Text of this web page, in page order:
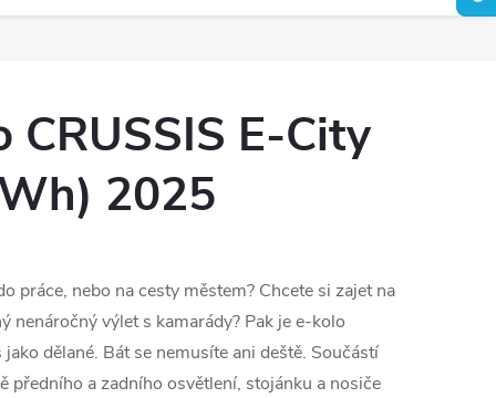
CRUSSIS E-City
2025
práce, nebo na cesty městem? Chcete si zajet na
nenáročný výlet s kamarády? Pak je e-kolo
dělané. Bát se nemusíte ani deště. Součástí
předního a zadního osvětlení, stojánku a nosiče